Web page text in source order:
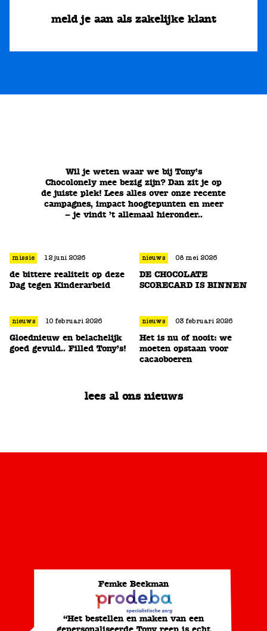
meld je aan als zakelijke klant
Wil je weten waar we bij Tony’s
Chocolonely mee bezig zijn? Dan zit je op
de juiste plek! Lees alles over onze recente
campagnes, impact hoogtepunten en meer
– je vindt ’t allemaal hieronder..
missie 12 juni 2026
de bittere realiteit op deze
Dag tegen Kinderarbeid
nieuws 08 mei 2026
DE CHOCOLATE
SCORECARD IS BINNEN
nieuws 10 februari 2026
Gloednieuw en belachelijk
goed gevuld.. Filled Tony’s!
nieuws 03 februari 2026
Het is nu of nooit: we
moeten opstaan voor
cacaoboeren
lees al ons nieuws
Femke Beekman
“Het bestellen en maken van een